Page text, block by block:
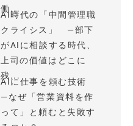
働...
AI時代の「中間管理職
クライシス」 —部下
がAIに相談する時代、
上司の価値はどこに
残...
AIに仕事を頼む技術
—なぜ「営業資料を作
って」と頼むと失敗す